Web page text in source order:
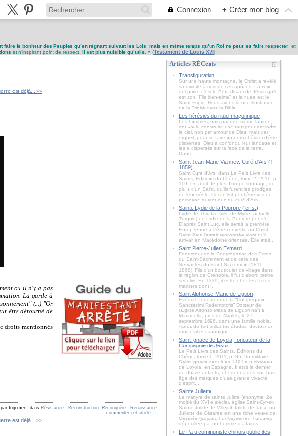
Connexion + Créer mon blog
faire le bonheur des Peuples qu’en régnant suivant les Lois mais en même temps qu’un Roi ne peut les faire respecter, et
et n’inspirant point de respect, il est plus nuisible qu’utile . » (Testament de Louis XVI)
est déjà... >>
ou il n'y a pas
La garde à
(...) "Or
être détourné de
droits mentionnés
par Ingomer - dans Résistance - Reconstruction -Reconquête - Renaissance
commenter cet article
est déjà... >>
Articles RÉCents
Transfiguration
Sur une haute montagne, le Christ a révélé
sa divinité à trois de ses apôtres. La voix
qui parle, c'est le Père disant de Jésus qu'il
est son "Fils bien-aimé" et la nuée est le
Saint-Esprit. Nous avons là une illustration
de la Trinité dans la Bible....
Les hérésies du rituel maçonnique
Les hommes, unis par une même langue,
ont voulu construire une tour pour atteindre
le ciel, non par amour de Dieu, mais par
orgueil, pour se faire un nom et éviter d’être
dispersés. Dieu a confondu leur langage et
les a dispersés sur la face de la terre.
Dans...
Saint Jean-Marie Vianney, Curé d'Ars (†
1859)
Saint Curé d'Ars, dans Le Petit Livre des
Saints, Éditions du Chêne, tome 2, 2011, p.
119. On a dit de plus d'un personnage, de
plu s d'un Saint, qu'ils furent les prodiges
de leur siècle. Ceci n'est peut-être vrai de
personne autant que du curé d'Ars...
Sainte Lydie de la Pourpre (Ier s.)
Lydie de Thyatire (ville de Mysie, actuelle
Turquie) ou Lydie de la Pourpre (Ier s.)
D'après Saint Luc, elle serait la première
Européenne à s'être convertie au Christ.
Saint Paul l'aurait rencontrée alors qu'il
arrivait en Macédoine orientale. Elle était...
Saint Pierre-Julien Eymard
Fondateur de la Congrégation des Pères
du Saint-Sacrement et de celle des
Servantes du Saint-Sacrement (1811-
1868). Fils d'un boutiquier de village dans
la région de Grenoble, il fut d'abord prêtre
séculier. En 1839, il entre chez les Pères
maristes dont...
Saint Alphonse-Marie de Liguori
Évêque, fondateur de la “Congregatio
Sanctissimi Redemptoris” Docteur de
l'Église Alfonso Maria de Liguori naît à
Marianella, près de Naples, le 27
septembre 1696, dans une famille noble.
Après de fort brillantes études, docteur en
droit civil et canonique...
Saint Ignace de Loyola, fondateur de la
Compagnie de Jésus
Le Petit Livre des Saints, Éditions du
Chêne, tome 1, 2011, p. 85. Un militaire
Saint Ignace naquit en 1491 a u château
de Loyola, en Espagne. Il était le dernier
de douze enfants, et il donna dès son bas
âge des marques d'une grande vivacité
d'esprit....
Sainte Juliette
Le martyre de sainte Julitte (anonyme, 2e
moitié du XVIIe siècle), église Saint-Cyr-et-
Sainte-Julitte de Villejuif Julitte de Tarse ou
Juliette de Césarée est une riche veuve de
Césarée (aujourd'hui Kayseri en Turquie),
dépouillée par un homme d'affaires...
Le Parti communiste chinois publie des